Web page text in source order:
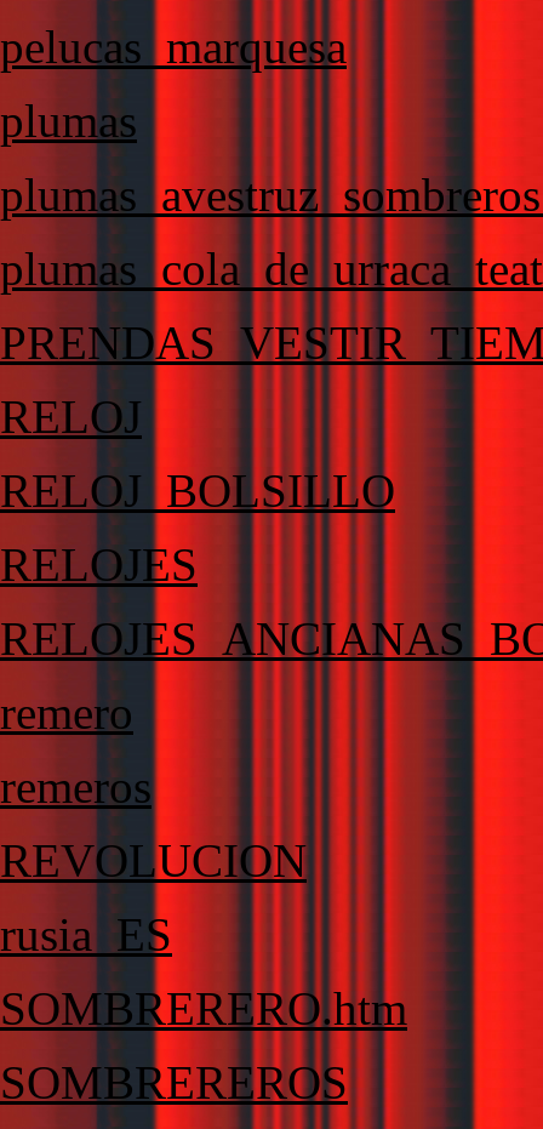
pelucas_marquesa
plumas
RELOJ
RELOJ_BOLSILLO
RELOJES
remero
remeros
REVOLUCION
rusia_ES
SOMBRERERO.htm
SOMBREREROS